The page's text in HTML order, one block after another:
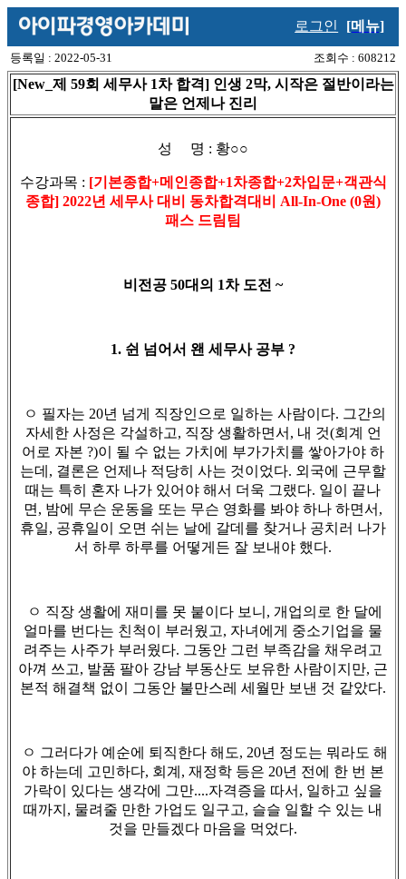
로그인 [메뉴]
등록일 : 2022-05-31 조회수 : 608212
[New_제 59회 세무사 1차 합격] 인생 2막, 시작은 절반이라는
말은 언제나 진리
성 명 : 황○○
수강과목 : [기본종합+메인종합+1차종합+2차입문+객관식
종합] 2022년 세무사 대비 동차합격대비 All-In-One (0원)
패스 드림팀
비전공 50대의 1차 도전 ~
1. 쉰 넘어서 왠 세무사 공부 ?
ㅇ 필자는 20년 넘게 직장인으로 일하는 사람이다. 그간의
자세한 사정은 각설하고, 직장 생활하면서, 내 것(회계 언
어로 자본 ?)이 될 수 없는 가치에 부가가치를 쌓아가야 하
는데, 결론은 언제나 적당히 사는 것이었다. 외국에 근무할
때는 특히 혼자 나가 있어야 해서 더욱 그랬다. 일이 끝나
면, 밤에 무슨 운동을 또는 무슨 영화를 봐야 하나 하면서,
휴일, 공휴일이 오면 쉬는 날에 갈데를 찾거나 공치러 나가
서 하루 하루를 어떻게든 잘 보내야 했다.
ㅇ 직장 생활에 재미를 못 붙이다 보니, 개업의로 한 달에
얼마를 번다는 친척이 부러웠고, 자녀에게 중소기업을 물
려주는 사주가 부러웠다. 그동안 그런 부족감을 채우려고
아껴 쓰고, 발품 팔아 강남 부동산도 보유한 사람이지만, 근
본적 해결책 없이 그동안 불만스레 세월만 보낸 것 같았다.
ㅇ 그러다가 예순에 퇴직한다 해도, 20년 정도는 뭐라도 해
야 하는데 고민하다, 회계, 재정학 등은 20년 전에 한 번 본
가락이 있다는 생각에 그만....자격증을 따서, 일하고 싶을
때까지, 물려줄 만한 가업도 일구고, 슬슬 일할 수 있는 내
것을 만들겠다 마음을 먹었다.